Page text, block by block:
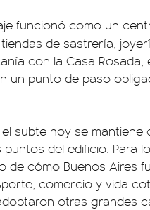
funcionó como un
de sastrería,
con la Casa Rosada,
un punto de paso
subte hoy se mantiene
del edificio. Para
de cómo Buenos Aires
comercio y vida
otras grandes